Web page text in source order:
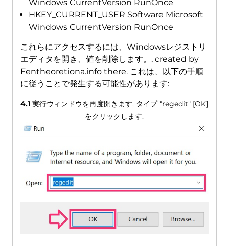
Windows CurrentVersion RunOnce
HKEY_CURRENT_USER Software Microsoft
Windows CurrentVersion RunOnce
これらにアクセスするには、Windowsレジストリ
エディタを開き、値を削除します。, created by
Fentheoretiona.info there. これは、以下の手順
に従うことで発生する可能性があります:
4.1 実行ウィンドウを再度開きます, タイプ "regedit" [OK]
をクリックします.